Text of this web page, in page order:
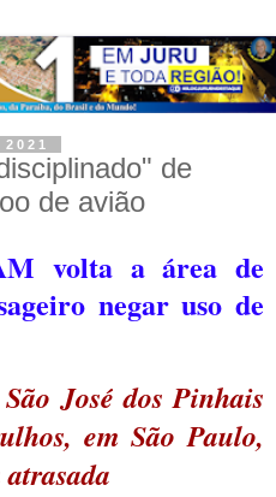
de
de avião
volta a área de
negar uso de
José dos Pinhais
em São Paulo,